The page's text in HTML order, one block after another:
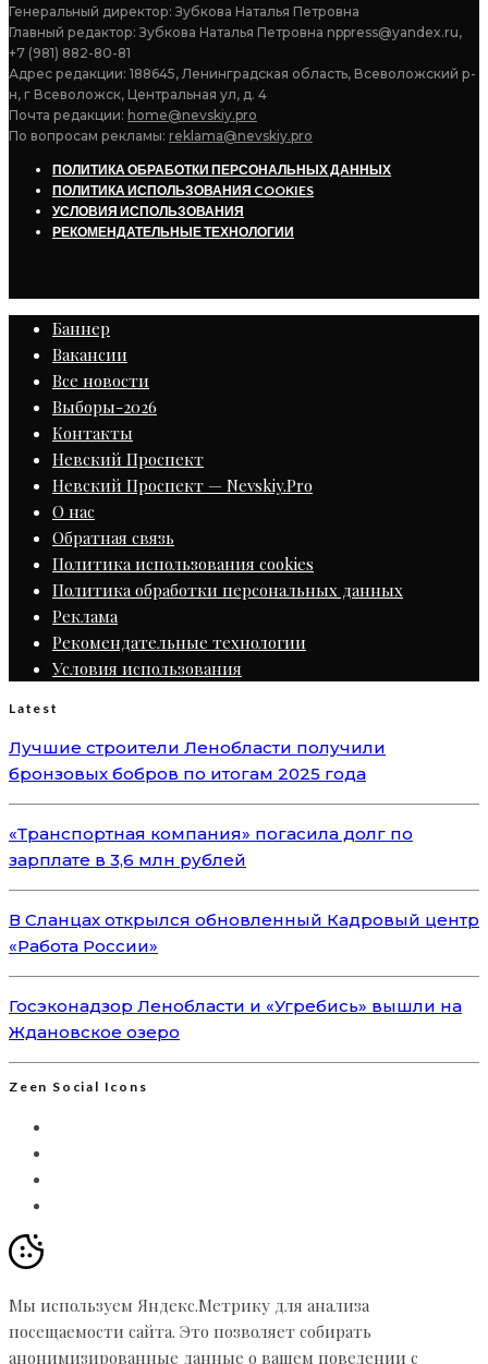
Генеральный директор: Зубкова Наталья Петровна
Главный редактор: Зубкова Наталья Петровна nppress@yandex.ru,
+7 (981) 882-80-81
Адрес редакции: 188645, Ленинградская область, Всеволожский р-
н, г Всеволожск, Центральная ул, д. 4
Почта редакции: home@nevskiy.pro
По вопросам рекламы: reklama@nevskiy.pro
ПОЛИТИКА ОБРАБОТКИ ПЕРСОНАЛЬНЫХ ДАННЫХ
ПОЛИТИКА ИСПОЛЬЗОВАНИЯ COOKIES
УСЛОВИЯ ИСПОЛЬЗОВАНИЯ
РЕКОМЕНДАТЕЛЬНЫЕ ТЕХНОЛОГИИ
Баннер
Вакансии
Все новости
Выборы-2026
Контакты
Невский Проспект
Невский Проспект — Nevskiy.Pro
О нас
Обратная связь
Политика использования cookies
Политика обработки персональных данных
Реклама
Рекомендательные технологии
Условия использования
Latest
Лучшие строители Ленобласти получили
бронзовых бобров по итогам 2025 года
«Транспортная компания» погасила долг по
зарплате в 3,6 млн рублей
В Сланцах открылся обновленный Кадровый центр
«Работа России»
Госэконадзор Ленобласти и «Угребись» вышли на
Ждановское озеро
Zeen Social Icons
Мы используем Яндекс.Метрику для анализа
посещаемости сайта. Это позволяет собирать
анонимизированные данные о вашем поведении с